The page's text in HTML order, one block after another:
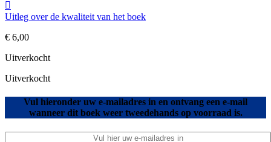
Uitleg over de kwaliteit van het boek
€ 6,00
Uitverkocht
Uitverkocht
Vul hieronder uw e-mailadres in en ontvang een e-mail
wanneer dit boek weer tweedehands op voorraad is.